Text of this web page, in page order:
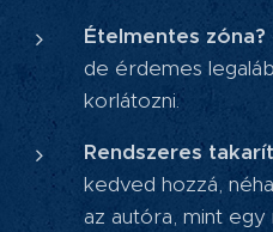
Ételmentes zóna?
de érdemes
korlátozni.
Rendszeres
kedved hozzá,
az autóra, mint